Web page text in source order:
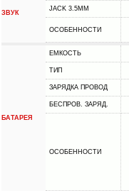
ЗВУК
JACK 3.5MM
ОСОБЕННОСТИ
БАТАРЕЯ
ЕМКОСТЬ
ТИП
ЗАРЯДКА ПРОВОД
БЕСПРОВ. ЗАРЯД.
ОСОБЕННОСТИ